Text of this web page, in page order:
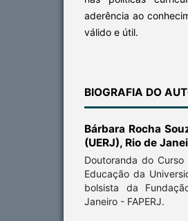
aderência ao
válido e útil.
BIOGRAFIA DO
Bárbara Rocha
(UERJ), Rio de
Doutoranda do
Educação da
bolsista da
Janeiro - FAPERJ.